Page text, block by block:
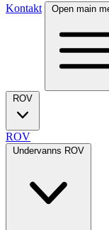
Kontakt
Open main
ROV
ROV
Undervanns ROV